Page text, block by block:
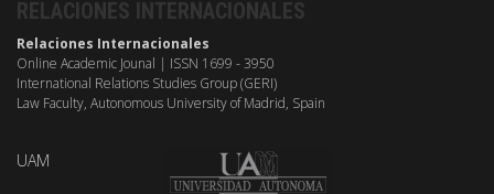
RELACIONES INTERNACIONALES
Relaciones Internacionales
Online Academic Jounal | ISSN 1699 - 3950
International Relations Studies Group (GERI)
Law Faculty, Autonomous University of Madrid, Spain
UAM